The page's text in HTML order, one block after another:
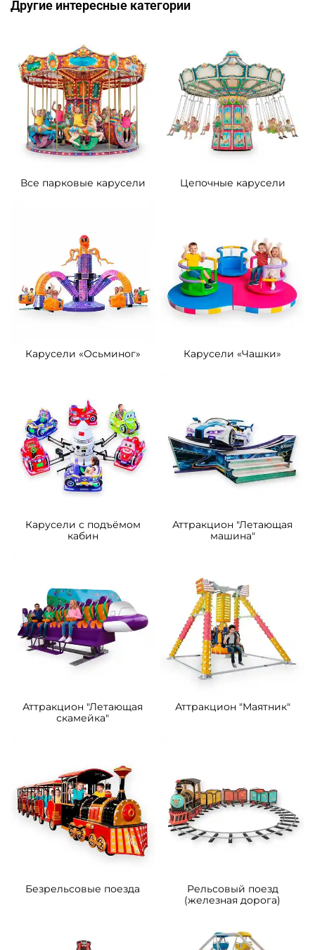
Другие интересные категории
Все парковые карусели Цепочные карусели
Карусели «Осьминог» Карусели «Чашки»
Карусели с подъёмом
кабин
Аттракцион "Летающая
машина"
Аттракцион "Летающая
скамейка"
Аттракцион "Маятник"
Безрельсовые поезда
Рельсовый поезд
(железная дорога)